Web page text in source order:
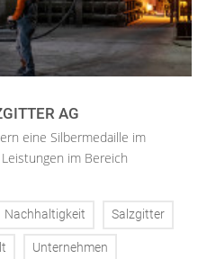
AG
eine Silbermedaille im
im Bereich
Nachhaltigkeit Salzgitter
Unternehmen